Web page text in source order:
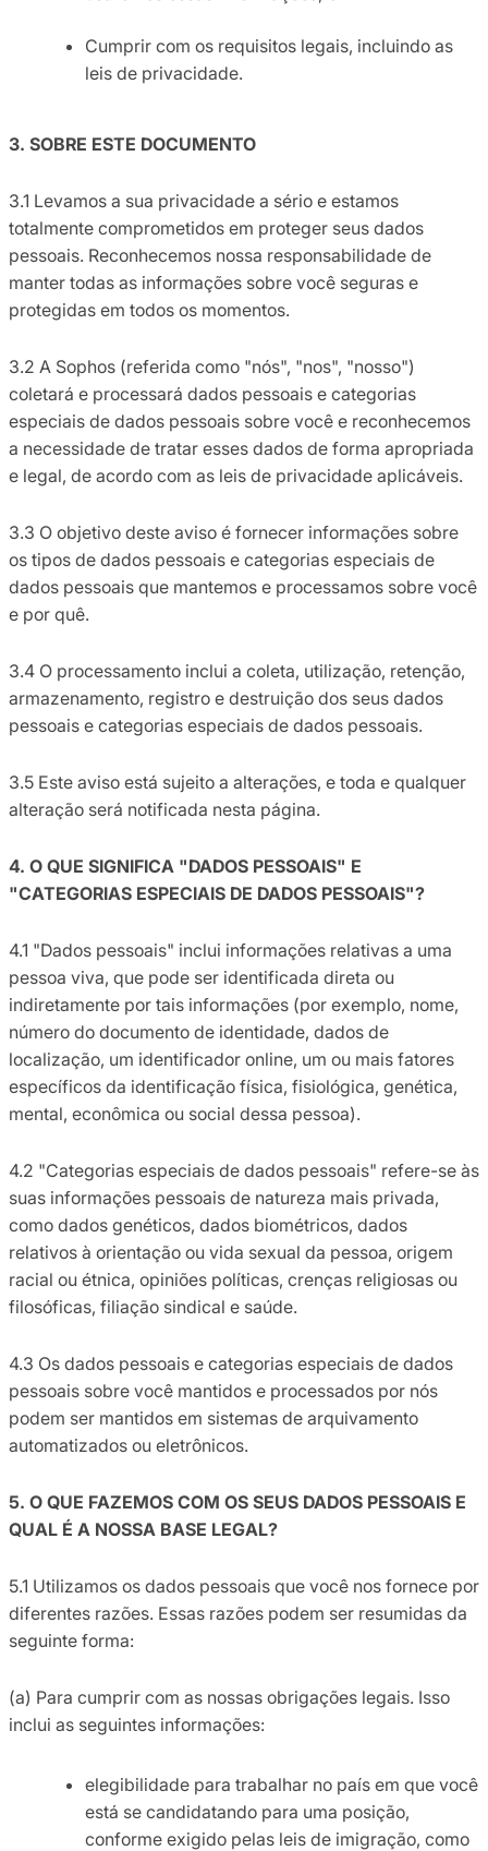
Cumprir com os requisitos legais, incluindo as
leis de privacidade.
3. SOBRE ESTE DOCUMENTO
3.1 Levamos a sua privacidade a sério e estamos
totalmente comprometidos em proteger seus dados
pessoais. Reconhecemos nossa responsabilidade de
manter todas as informações sobre você seguras e
protegidas em todos os momentos.
3.2 A Sophos (referida como "nós", "nos", "nosso")
coletará e processará dados pessoais e categorias
especiais de dados pessoais sobre você e reconhecemos
a necessidade de tratar esses dados de forma apropriada
e legal, de acordo com as leis de privacidade aplicáveis.
3.3 O objetivo deste aviso é fornecer informações sobre
os tipos de dados pessoais e categorias especiais de
dados pessoais que mantemos e processamos sobre você
e por quê.
3.4 O processamento inclui a coleta, utilização, retenção,
armazenamento, registro e destruição dos seus dados
pessoais e categorias especiais de dados pessoais.
3.5 Este aviso está sujeito a alterações, e toda e qualquer
alteração será notificada nesta página.
4. O QUE SIGNIFICA "DADOS PESSOAIS" E
"CATEGORIAS ESPECIAIS DE DADOS PESSOAIS"?
4.1 "Dados pessoais" inclui informações relativas a uma
pessoa viva, que pode ser identificada direta ou
indiretamente por tais informações (por exemplo, nome,
número do documento de identidade, dados de
localização, um identificador online, um ou mais fatores
específicos da identificação física, fisiológica, genética,
mental, econômica ou social dessa pessoa).
4.2 "Categorias especiais de dados pessoais" refere-se às
suas informações pessoais de natureza mais privada,
como dados genéticos, dados biométricos, dados
relativos à orientação ou vida sexual da pessoa, origem
racial ou étnica, opiniões políticas, crenças religiosas ou
filosóficas, filiação sindical e saúde.
4.3 Os dados pessoais e categorias especiais de dados
pessoais sobre você mantidos e processados por nós
podem ser mantidos em sistemas de arquivamento
automatizados ou eletrônicos.
5. O QUE FAZEMOS COM OS SEUS DADOS PESSOAIS E
QUAL É A NOSSA BASE LEGAL?
5.1 Utilizamos os dados pessoais que você nos fornece por
diferentes razões. Essas razões podem ser resumidas da
seguinte forma:
(a) Para cumprir com as nossas obrigações legais. Isso
inclui as seguintes informações:
elegibilidade para trabalhar no país em que você
está se candidatando para uma posição,
conforme exigido pelas leis de imigração, como